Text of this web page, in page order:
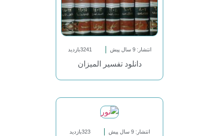
انتشار: 9 سال پیش 3241بازدید
دانلود تفسیر المیزان
انتشار: 9 سال پیش 323بازدید